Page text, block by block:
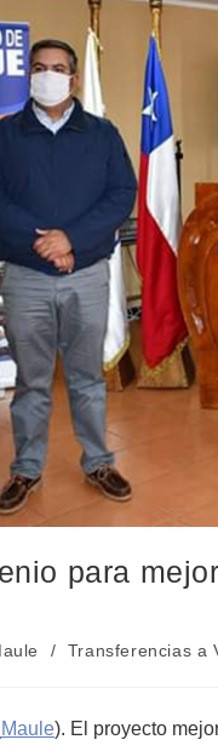
para
/ Transferencias a
). El proyecto